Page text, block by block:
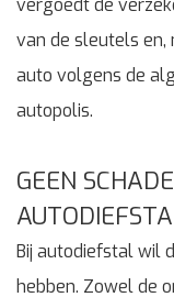
vergoedt de
van de sleutels en,
auto volgens de
autopolis.
GEEN
Bij autodiefstal wil
hebben. Zowel de